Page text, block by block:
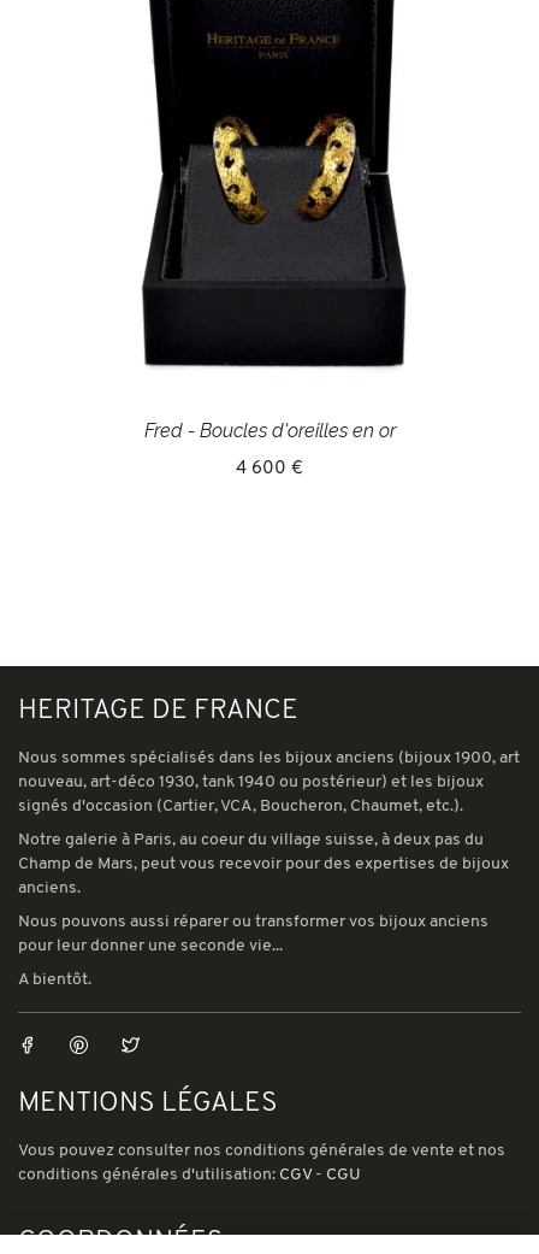
Fred - Boucles d'oreilles en or
4 600 €
HERITAGE DE FRANCE
Nous sommes spécialisés dans les bijoux anciens (bijoux 1900, art
nouveau, art-déco 1930, tank 1940 ou postérieur) et les bijoux
signés d'occasion (Cartier, VCA, Boucheron, Chaumet, etc.).
Notre galerie à Paris, au coeur du village suisse, à deux pas du
Champ de Mars, peut vous recevoir pour des expertises de bijoux
anciens.
Nous pouvons aussi réparer ou transformer vos bijoux anciens
pour leur donner une seconde vie...
A bientôt.
MENTIONS LÉGALES
Vous pouvez consulter nos conditions générales de vente et nos
conditions générales d'utilisation: CGV- CGU
COORDONNÉES